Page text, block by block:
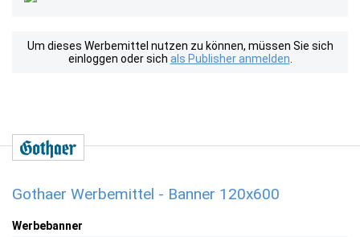
Um dieses Werbemittel nutzen zu können, müssen Sie sich
einloggen oder sich als Publisher anmelden
Gothaer Werbemittel - Banner 120x600
Werbebanner